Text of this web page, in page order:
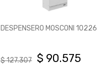
DESPENSERO MOSCONI 10226
$ 127.307 $ 90.575